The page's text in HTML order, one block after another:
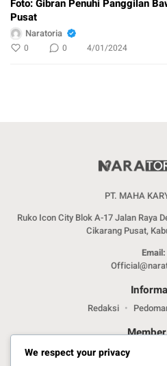
Foto: Gibran Penuhi Panggilan
Pusat
Naratoria
0 0 4/01/2024
PT. MAHA
Ruko Icon City Blok A-17 Jalan Raya
Cikarang Pusat,
Email:
Redaksi
We respect your privacy